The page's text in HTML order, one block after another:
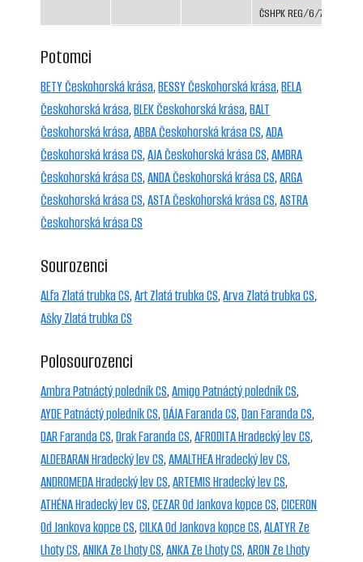
ČSHPK REG/6/77
Potomci
BETY Českohorská krása,BESSY Českohorská krása,BELA
Českohorská krása,BLEK Českohorská krása,BALT
Českohorská krása,ABBA Českohorská krása CS,ADA
Českohorská krása CS,AJA Českohorská krása CS,AMBRA
Českohorská krása CS,ANDA Českohorská krása CS,ARGA
Českohorská krása CS,ASTA Českohorská krása CS,ASTRA
Českohorská krása CS
Sourozenci
ALfa Zlatá trubka CS,Art Zlatá trubka CS,Arva Zlatá trubka CS,
Ašky Zlatá trubka CS
Polosourozenci
Ambra Patnáctý poledník CS,Amigo Patnáctý poledník CS,
AYDE Patnáctý poledník CS,DÁJA Faranda CS,Dan Faranda CS,
DAR Faranda CS,Drak Faranda CS,AFRODITA Hradecký lev CS,
ALDEBARAN Hradecký lev CS,AMALTHEA Hradecký lev CS,
ANDROMEDA Hradecký lev CS,ARTEMIS Hradecký lev CS,
ATHÉNA Hradecký lev CS,CEZAR Od Jankova kopce CS,CICERON
Od Jankova kopce CS,CILKA Od Jankova kopce CS,ALATYR Ze
Lhoty CS,ANIKA Ze Lhoty CS,ANKA Ze Lhoty CS,ARON Ze Lhoty